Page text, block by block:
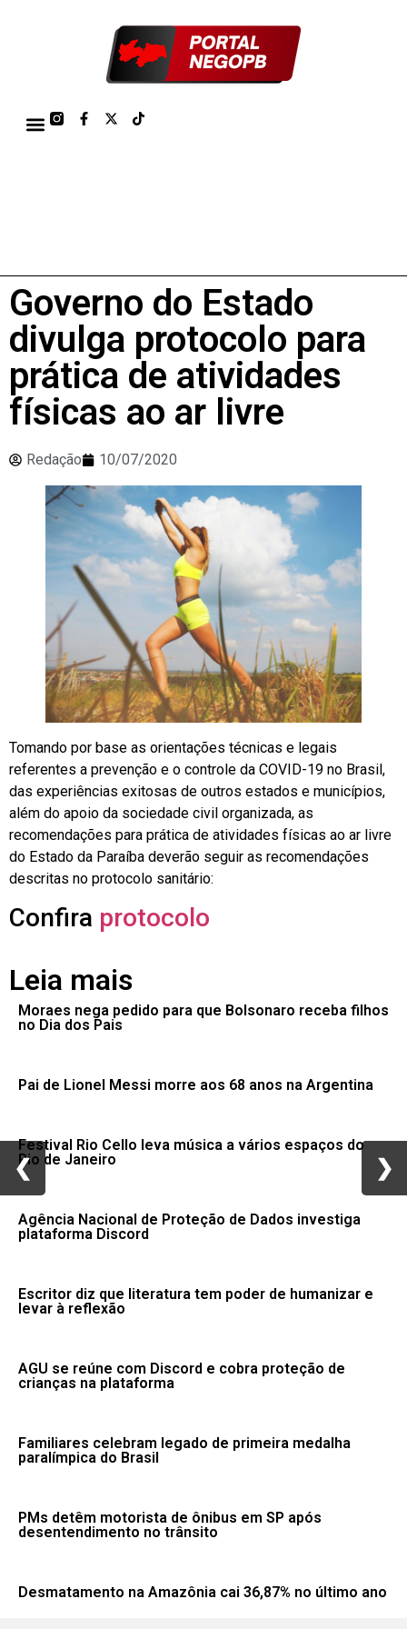
Governo do Estado
divulga protocolo para
prática de atividades
físicas ao ar livre
Redação 10/07/2020
Tomando por base as orientações técnicas e legais
referentes a prevenção e o controle da COVID-19 no Brasil,
das experiências exitosas de outros estados e municípios,
além do apoio da sociedade civil organizada, as
recomendações para prática de atividades físicas ao ar livre
do Estado da Paraíba deverão seguir as recomendações
descritas no protocolo sanitário:
Confira protocolo
Leia mais
Moraes nega pedido para que Bolsonaro receba filhos
no Dia dos Pais
Pai de Lionel Messi morre aos 68 anos na Argentina
Festival Rio Cello leva música a vários espaços do
Rio de Janeiro
Agência Nacional de Proteção de Dados investiga
plataforma Discord
Escritor diz que literatura tem poder de humanizar e
levar à reflexão
AGU se reúne com Discord e cobra proteção de
crianças na plataforma
Familiares celebram legado de primeira medalha
paralímpica do Brasil
PMs detêm motorista de ônibus em SP após
desentendimento no trânsito
Desmatamento na Amazônia cai 36,87% no último ano
❮ ❯
❮ ❯